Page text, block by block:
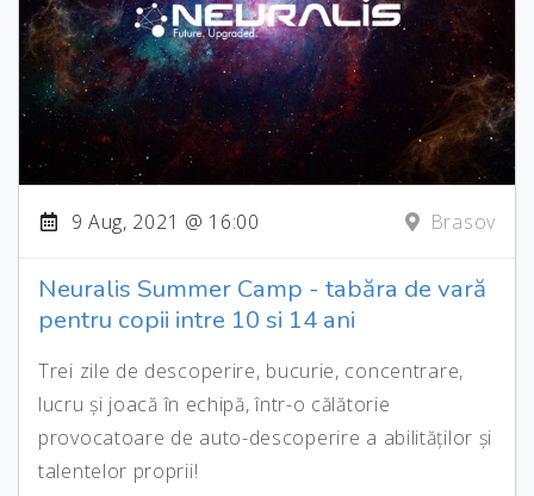
Brasov
9 Aug, 2021 @ 16:00
Neuralis Summer Camp - tabăra de vară
pentru copii intre 10 si 14 ani
Trei zile de descoperire, bucurie, concentrare,
lucru și joacă în echipă, într-o călătorie
provocatoare de auto-descoperire a abilităților și
talentelor proprii!